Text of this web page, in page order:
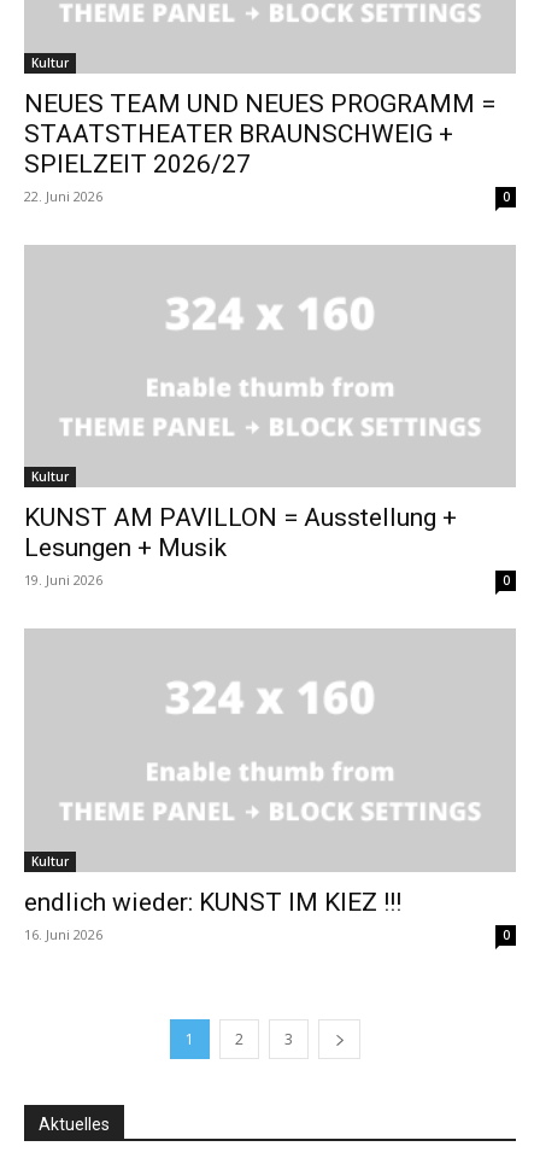
Kultur
NEUES TEAM UND NEUES PROGRAMM =
STAATSTHEATER BRAUNSCHWEIG +
SPIELZEIT 2026/27
22. Juni 2026 0
Kultur
KUNST AM PAVILLON = Ausstellung +
Lesungen + Musik
19. Juni 2026 0
Kultur
endlich wieder: KUNST IM KIEZ !!!
16. Juni 2026 0
1 2 3
Aktuelles